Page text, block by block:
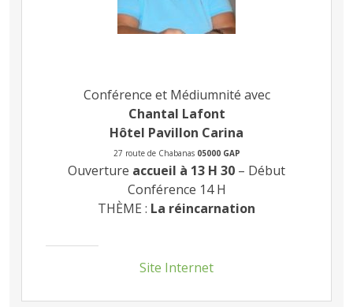
Conférence et Médiumnité avec
Chantal Lafont
Hôtel Pavillon Carina
27 route de Chabanas 05000 GAP
Ouverture accueil à 13 H 30 – Début
Conférence 14 H
THÈME : La réincarnation
Site Internet